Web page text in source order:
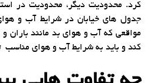
کرد. محدودیت دیگر، محدودیت در
جدول های خیابان در شرایط آب و
مواقعی که آب و هوای بد مانند باران و
کند و باید به شرایط آب و هوای مناسب